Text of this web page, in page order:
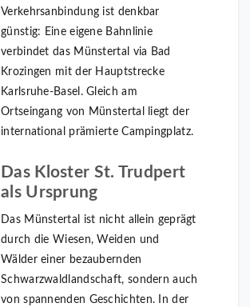
Verkehrsanbindung ist denkbar
günstig: Eine eigene Bahnlinie
verbindet das Münstertal via Bad
Krozingen mit der Hauptstrecke
Karlsruhe-Basel. Gleich am
Ortseingang von Münstertal liegt der
international prämierte Campingplatz.
Das Kloster St. Trudpert
als Ursprung
Das Münstertal ist nicht allein geprägt
durch die Wiesen, Weiden und
Wälder einer bezaubernden
Schwarzwaldlandschaft, sondern auch
von spannenden Geschichten. In der